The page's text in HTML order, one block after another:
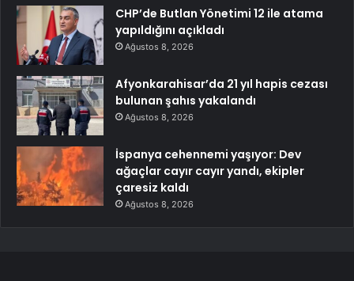
CHP’de Butlan Yönetimi 12 ile atama
yapıldığını açıkladı
Ağustos 8, 2026
Afyonkarahisar’da 21 yıl hapis cezası
bulunan şahıs yakalandı
Ağustos 8, 2026
İspanya cehennemi yaşıyor: Dev
ağaçlar cayır cayır yandı, ekipler
çaresiz kaldı
Ağustos 8, 2026